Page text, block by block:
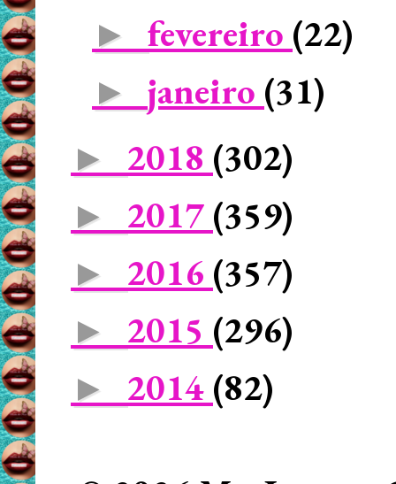
► fevereiro (22)
► janeiro (31)
► 2018 (302)
► 2017 (359)
► 2016 (357)
► 2015 (296)
► 2014 (82)